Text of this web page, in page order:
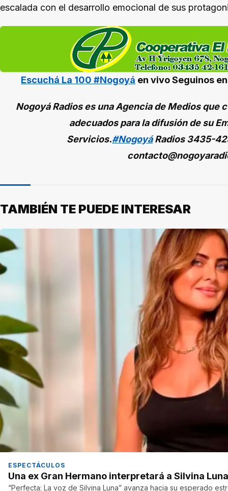
escalada con el desarrollo emocional de sus
Escuchá La 100 #Nogoyá en vivoSeguinos
Nogoyá Radios es una Agencia de Medios
adecuados para la difusión de su
Servicios.#NogoyáRadios3435-
TAMBIÉN TE PUEDE INTERESAR
ESPECTÁCULOS
Una ex Gran Hermano interpretará a Silvina
“Perfecta: La voz de Silvina Luna” avanza hacia su esperado